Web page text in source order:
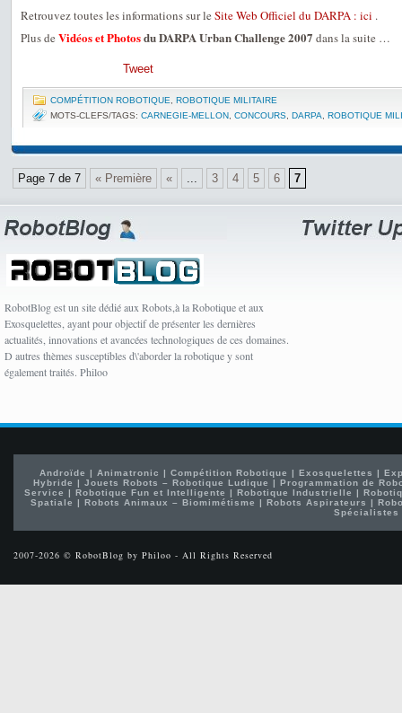
Retrouvez toutes les informations sur le Site Web Officiel du DARPA : ici .
Plus de Vidéos et Photosdu DARPA Urban Challenge 2007 dans la suite …
Tweet
COMPÉTITION ROBOTIQUE
ROBOTIQUE MILITAIRE
MOTS-CLEFS/TAGS: CARNEGIE-MELLON CONCOURS DARPA ROBOTIQUE
Page 7 de 7 « Première « ... 3 4 5 6 7
RobotBlog est un site dédié aux Robots,à la Robotique et aux
Exosquelettes, ayant pour objectif de présenter les dernières
actualités, innovations et avancées technologiques de ces domaines.
D autres thèmes susceptibles d\'aborder la robotique y sont
également traités. Philoo
Androïde | Animatronic | Compétition Robotique | Exosquelettes |
Hybride |Jouets Robots – Robotique Ludique |Programmation de
Service | Robotique Fun et Intelligente | Robotique Industrielle |
Spatiale | Robots Animaux – Biomimétisme | Robots Aspirateurs |
Spécialistes
2007-2026 © RobotBlog by Philoo - All Rights Reserved